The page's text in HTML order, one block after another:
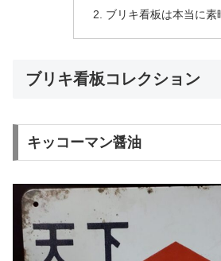
ブリキ看板は本当に素
ブリキ看板コレクション
キッコーマン醤油